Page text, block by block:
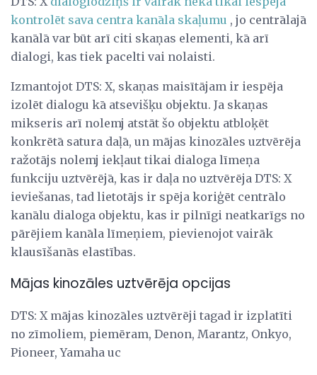
kontrolēt sava centra kanāla skaļumu , jo centrālajā
kanālā var būt arī citi skaņas elementi, kā arī
dialogi, kas tiek pacelti vai nolaisti.
Izmantojot DTS: X, skaņas maisītājam ir iespēja
izolēt dialogu kā atsevišķu objektu. Ja skaņas
mikseris arī nolemj atstāt šo objektu atbloķēt
konkrētā satura daļā, un mājas kinozāles uztvērēja
ražotājs nolemj iekļaut tikai dialoga līmeņa
funkciju uztvērējā, kas ir daļa no uztvērēja DTS: X
ieviešanas, tad lietotājs ir spēja koriģēt centrālo
kanālu dialoga objektu, kas ir pilnīgi neatkarīgs no
pārējiem kanāla līmeņiem, pievienojot vairāk
klausīšanās elastības.
Mājas kinozāles uztvērēja opcijas
DTS: X mājas kinozāles uztvērēji tagad ir izplatīti
no zīmoliem, piemēram, Denon, Marantz, Onkyo,
Pioneer, Yamaha uc